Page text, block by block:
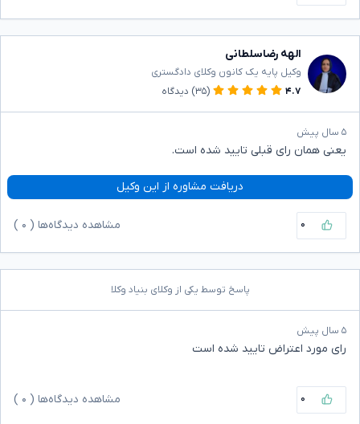
الهه رضاسلطانی
وکیل پایه یک کانون وکلای دادگستری
۴.۷
(۳۵) دیدگاه
۵ سال پیش
یعنی همان رای قبلی تایید شده است.
دریافت مشاوره از این وکیل
۰ مشاهده دیدگاه‌ها ( ۰
پاسخ توسط یکی از وکلای بنیاد وکلا
۵ سال پیش
رای مورد اعتراض تایید شده است
۰ مشاهده دیدگاه‌ها ( ۰